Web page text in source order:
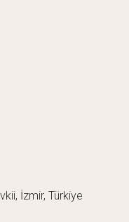
İzmir, Türkiye